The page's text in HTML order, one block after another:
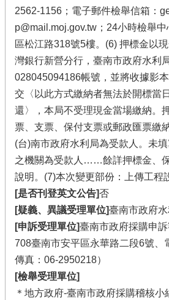
2562-1156；電子郵件檢舉信箱：
p@mail.moj.gov.tw；24小時檢舉
區松江路318號5樓。(6) 押標金以
灣銀行新營分行，臺南市政府水利
028045094186帳號，並將收據影
交〈以此方式繳納者無法於開標當
還〉，本局不受理現金當場繳納。
票、支票、保付支票或郵政匯票繳
(台)南市政府水利局為受款人。未
之機關為受款人……餘詳押標金、
說明。(7)本次變更部份：上傳工程
[是否刊登英文公告]否
[疑義、異議受理單位]臺南市政府
[申訴受理單位]臺南市政府採購申
708臺南市安平區永華路二段6號、
傳真：06-2950218）
[檢舉受理單位]
＊地方政府-臺南市政府採購稽核